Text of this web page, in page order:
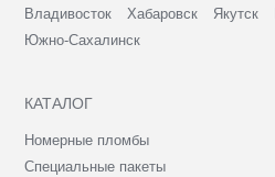
Владивосток Хабаровск Якутск
Южно-Сахалинск
КАТАЛОГ
Номерные пломбы
Специальные пакеты